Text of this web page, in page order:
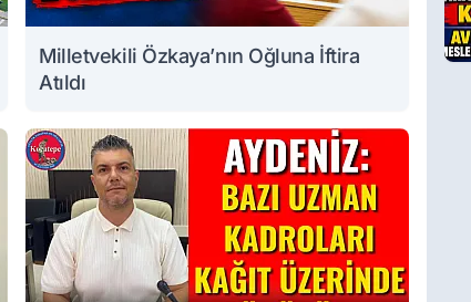
Milletvekili Özkaya’nın Oğluna İftira
Atıldı